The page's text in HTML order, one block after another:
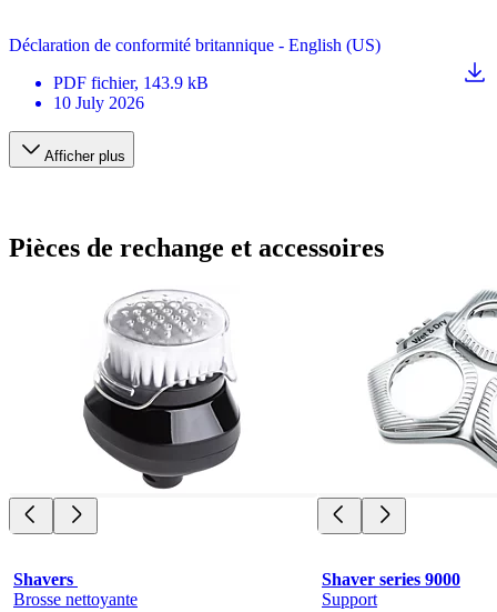
Déclaration de conformité britannique - English (US)
PDF fichier, 143.9 kB
10 July 2026
Afficher plus
Pièces de rechange et accessoires
Shavers
Brosse nettoyante
Shaver series 9000
Support